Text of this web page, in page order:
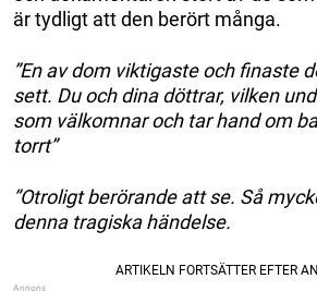
är tydligt att den berört många.
”En av dom viktigaste och finaste
sett. Du och dina döttrar, vilken
som välkomnar och tar hand om
torrt”
”Otroligt berörande att se. Så
denna tragiska händelse.